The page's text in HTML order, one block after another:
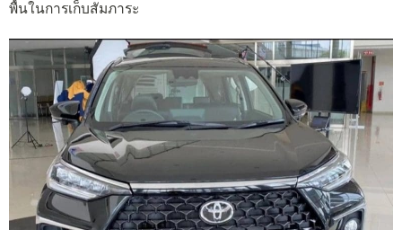
พื้นในการเก็บสัมภาระ